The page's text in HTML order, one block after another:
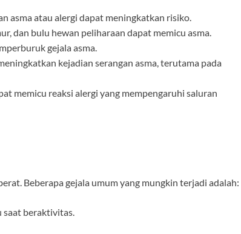
asma atau alergi dapat meningkatkan risiko.
dan bulu hewan peliharaan dapat memicu asma.
gejala asma.
kejadian serangan asma, terutama pada
memicu reaksi alergi yang mempengaruhi saluran
Beberapa gejala umum yang mungkin terjadi adalah:
saat beraktivitas.